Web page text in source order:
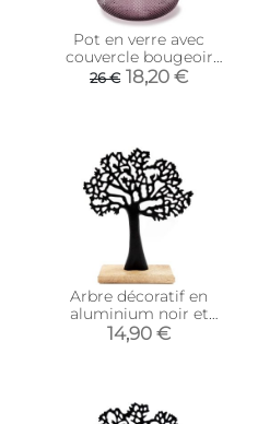
Pot en verre avec
couvercle bougeoir
intégré Allira (Violet)
26 € 18,20 €
Arbre décoratif en
aluminium noir et
manguier
14,90 €